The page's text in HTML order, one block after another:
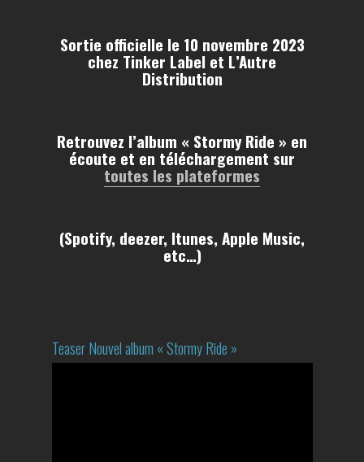
Sortie officielle le 10 novembre 2023
chez Tinker Label et L’Autre
Distribution
Retrouvez l’album « Stormy Ride » en
écoute et en téléchargement sur
toutes les plateformes
(Spotify, deezer, Itunes, Apple Music,
etc…)
Teaser Nouvel album « Stormy Ride »